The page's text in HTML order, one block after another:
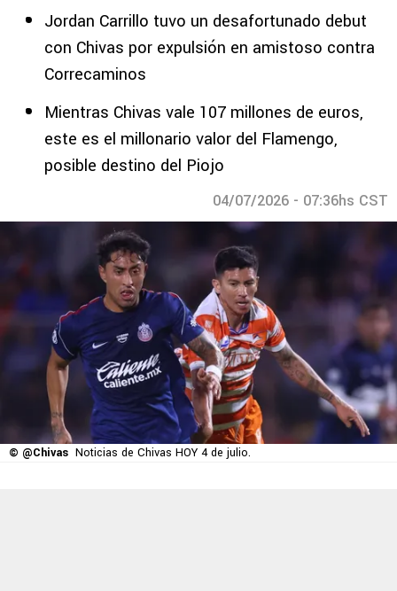
Jordan Carrillo tuvo un desafortunado debut
con Chivas por expulsión en amistoso contra
Correcaminos
Mientras Chivas vale 107 millones de euros,
este es el millonario valor del Flamengo,
posible destino del Piojo
04/07/2026 - 07:36hs CST
© @Chivas Noticias de Chivas HOY 4 de julio.